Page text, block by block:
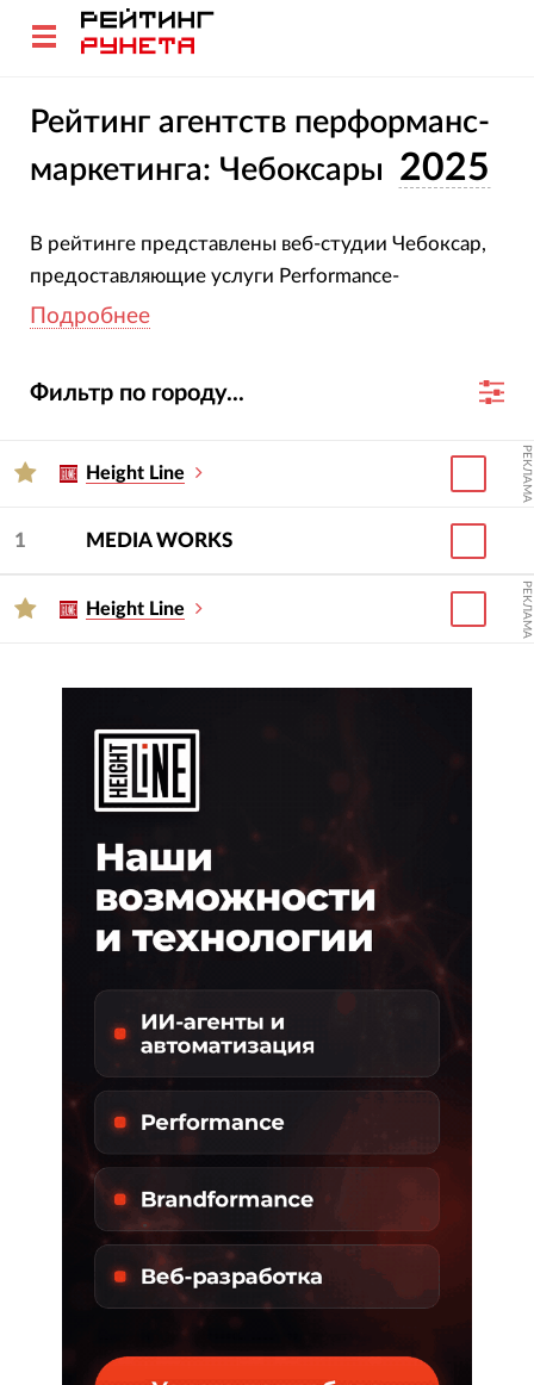
Рейтинг агентств перформанс-
маркетинга: Чебоксары 2025
В рейтинге представлены веб-студии Чебоксар,
предоставляющие услуги Performance-
маркетинга. При создании рейтинга мы
оценки
работы с нужной отраслью и бизнесом вашего
описание, контакты, цены на услуги, портфолио
Подробнее
Фильтр по городу...
Height Line РЕКЛАМА
1 MEDIA WORKS
Height Line РЕКЛАМА